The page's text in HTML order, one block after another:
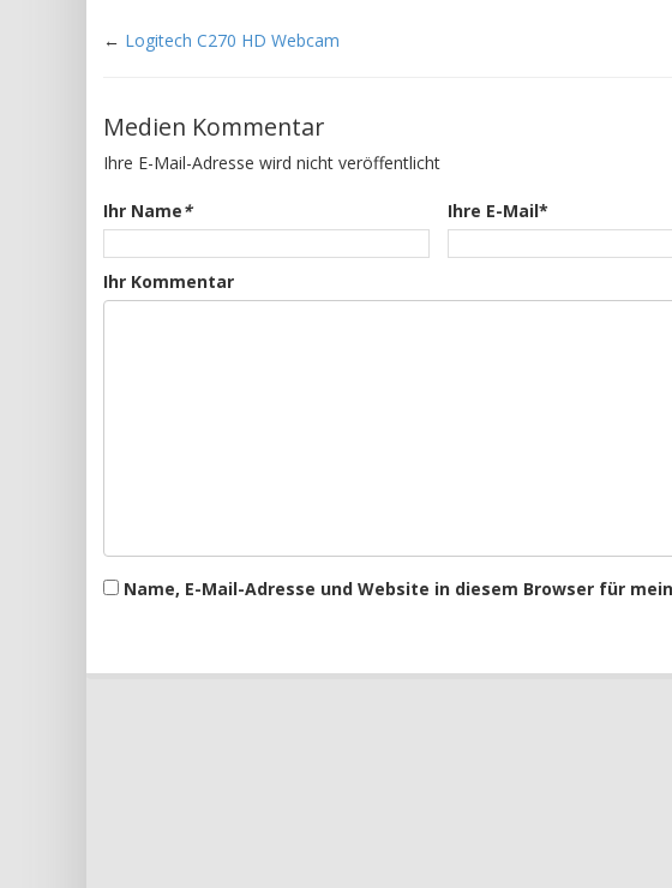
← Logitech C270 HD Webcam
Medien Kommentar
Ihre E-Mail-Adresse wird nicht veröffentlicht
Ihr Name* Ihre E-Mail*
Ihr Kommentar
Name, E-Mail-Adresse und Website in diesem Browser für